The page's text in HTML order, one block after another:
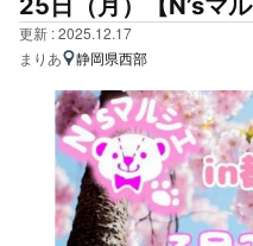
25日（月）【N’sマル
更新 : 2025.12.17
まりあ
静岡県西部